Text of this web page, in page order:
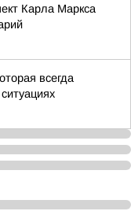
Карла Маркса
всегда